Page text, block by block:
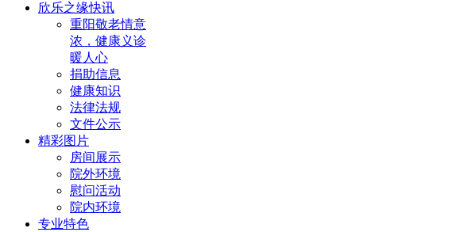
欣乐之缘快讯
重阳敬老情意
浓，健康义诊
暖人心
捐助信息
健康知识
法律法规
文件公示
精彩图片
房间展示
院外环境
慰问活动
院内环境
专业特色